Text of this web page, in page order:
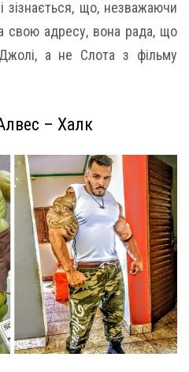
зізнається, що, незважаючи
свою адресу, вона рада, що
а не Слота з фільму
– Халк